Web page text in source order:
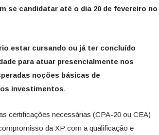
se candidatar até o dia 20 de fevereiro no
estar cursando ou já ter concluído
para atuar presencialmente nos
noções básicas de
investimentos.
certificações necessárias (CPA-20 ou CEA)
da XP com a qualificação e